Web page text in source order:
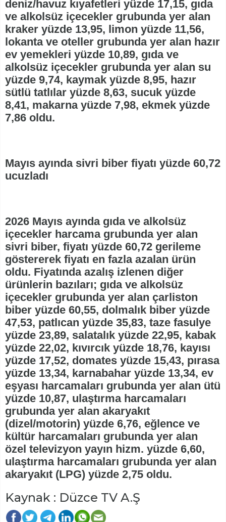
deniz/havuz kıyafetleri yüzde 17,15, gıda
ve alkolsüz içecekler grubunda yer alan
kraker yüzde 13,95, limon yüzde 11,56,
lokanta ve oteller grubunda yer alan hazır
ev yemekleri yüzde 10,89, gıda ve
alkolsüz içecekler grubunda yer alan su
yüzde 9,74, kaymak yüzde 8,95, hazır
sütlü tatlılar yüzde 8,63, sucuk yüzde
8,41, makarna yüzde 7,98, ekmek yüzde
7,86 oldu.
Mayıs ayında sivri biber fiyatı yüzde 60,72
ucuzladı
2026 Mayıs ayında gıda ve alkolsüz
içecekler harcama grubunda yer alan
sivri biber, fiyatı yüzde 60,72 gerileme
göstererek fiyatı en fazla azalan ürün
oldu. Fiyatında azalış izlenen diğer
ürünlerin bazıları; gıda ve alkolsüz
içecekler grubunda yer alan çarliston
biber yüzde 60,55, dolmalık biber yüzde
47,53, patlıcan yüzde 35,83, taze fasulye
yüzde 23,89, salatalık yüzde 22,95, kabak
yüzde 22,02, kıvırcık yüzde 18,76, kayısı
yüzde 17,52, domates yüzde 15,43, pırasa
yüzde 13,34, karnabahar yüzde 13,34, ev
eşyası harcamaları grubunda yer alan ütü
yüzde 10,87, ulaştırma harcamaları
grubunda yer alan akaryakıt
(dizel/motorin) yüzde 6,76, eğlence ve
kültür harcamaları grubunda yer alan
özel televizyon yayın hizm. yüzde 6,60,
ulaştırma harcamaları grubunda yer alan
akaryakıt (LPG) yüzde 2,75 oldu.
Kaynak : Düzce TV A.Ş